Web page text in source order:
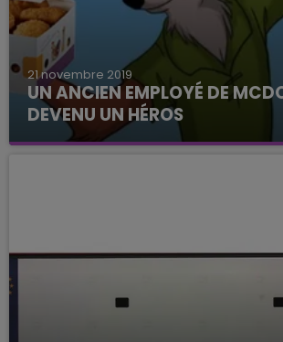
21 novembre 2019
UN ANCIEN EMPLOYÉ DE
DEVENU UN HÉROS